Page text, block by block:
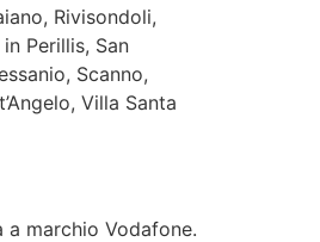
Rivisondoli,
Perillis, San
Scanno,
Villa Santa
marchio Vodafone.